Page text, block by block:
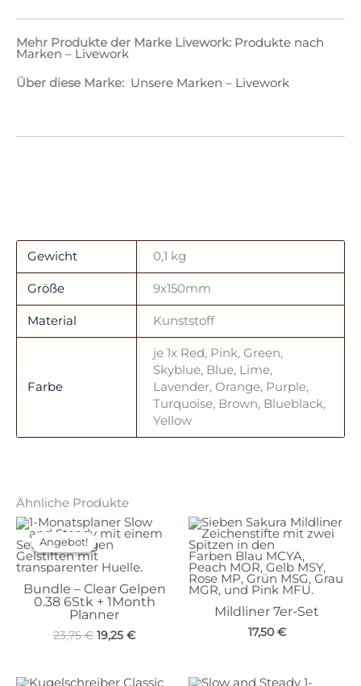
Mehr Produkte der Marke Livework: Produkte nach
Marken – Livework
Über diese Marke: Unsere Marken – Livework
Gewicht 0,1 kg
Größe 9x150mm
Material Kunststoff
Farbe
je 1x Red, Pink, Green,
Skyblue, Blue, Lime,
Lavender, Orange, Purple,
Turquoise, Brown, Blueblack,
Yellow
Ähnliche Produkte
Angebot!
Angebot!
Bundle – Clear Gelpen
0.38 6Stk + 1Month
Planner
23,75€ Ursprünglicher
23,75 €
19,25 €Aktueller
19,25 €.
Mildliner 7er-Set
17,50 €